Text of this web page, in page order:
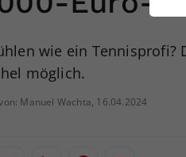
wie ein Tennisprofi?
möglich.
Manuel Wachta, 16.04.2024